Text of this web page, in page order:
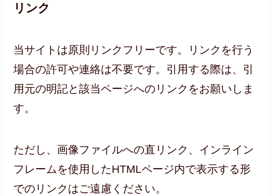
リンク
当サイトは原則リンクフリーです。リンクを行う
場合の許可や連絡は不要です。引用する際は、引
用元の明記と該当ページへのリンクをお願いしま
す。
ただし、画像ファイルへの直リンク、インライン
フレームを使用したHTMLページ内で表示する形
でのリンクはご遠慮ください。